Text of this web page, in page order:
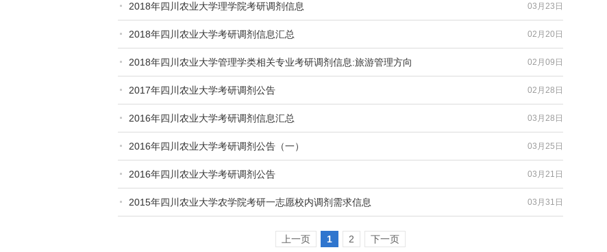
03月23日
2018年四川农业大学理学院考研调剂信息
02月20日
2018年四川农业大学考研调剂信息汇总
02月09日
2018年四川农业大学管理学类相关专业考研调剂信息:旅游管理方向
02月28日
2017年四川农业大学考研调剂公告
03月28日
2016年四川农业大学考研调剂信息汇总
03月25日
2016年四川农业大学考研调剂公告（一）
03月21日
2016年四川农业大学考研调剂公告
03月31日
2015年四川农业大学农学院考研一志愿校内调剂需求信息
上一页 1 2 下一页